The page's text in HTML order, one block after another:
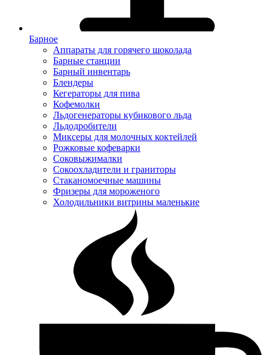
Барное
Аппараты для горячего шоколада
Барные станции
Барный инвентарь
Блендеры
Кегераторы для пива
Кофемолки
Льдогенераторы кубикового льда
Льдодробители
Миксеры для молочных коктейлей
Рожковые кофеварки
Соковыжималки
Сокоохладители и граниторы
Стаканомоечные машины
Фризеры для мороженого
Холодильники витрины маленькие